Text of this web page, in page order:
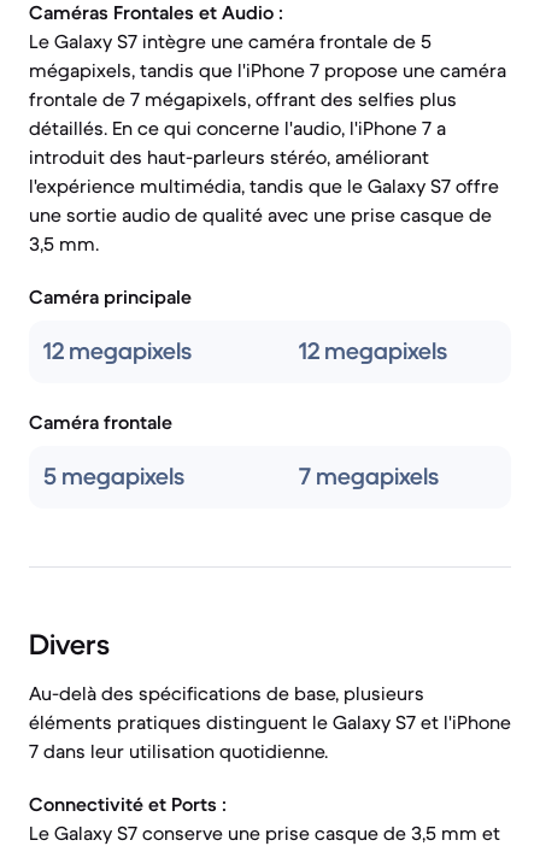
Caméras Frontales et Audio :
Le Galaxy S7 intègre une caméra frontale de 5
mégapixels, tandis que l'iPhone 7 propose une caméra
frontale de 7 mégapixels, offrant des selfies plus
détaillés. En ce qui concerne l'audio, l'iPhone 7 a
introduit des haut-parleurs stéréo, améliorant
l'expérience multimédia, tandis que le Galaxy S7 offre
une sortie audio de qualité avec une prise casque de
3,5 mm.
Caméra principale
12 megapixels 12 megapixels
Caméra frontale
5 megapixels 7 megapixels
Divers
Au-delà des spécifications de base, plusieurs
éléments pratiques distinguent le Galaxy S7 et l'iPhone
7 dans leur utilisation quotidienne.
Connectivité et Ports :
Le Galaxy S7 conserve une prise casque de 3,5 mm et